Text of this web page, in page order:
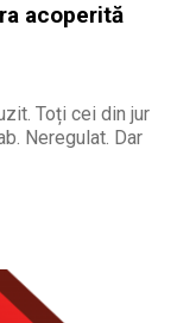
acoperită
Toți cei din jur
Neregulat. Dar